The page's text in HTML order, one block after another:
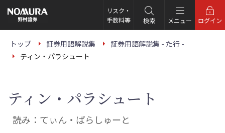
の
ー
リスク・
手数料等
検索 メニュー ログイン
トップ 証券用語解説集
証券用語解説集 - た行 -
ティン・パラシュート
ティン・パラシュート
読み：てぃん・ぱらしゅーと